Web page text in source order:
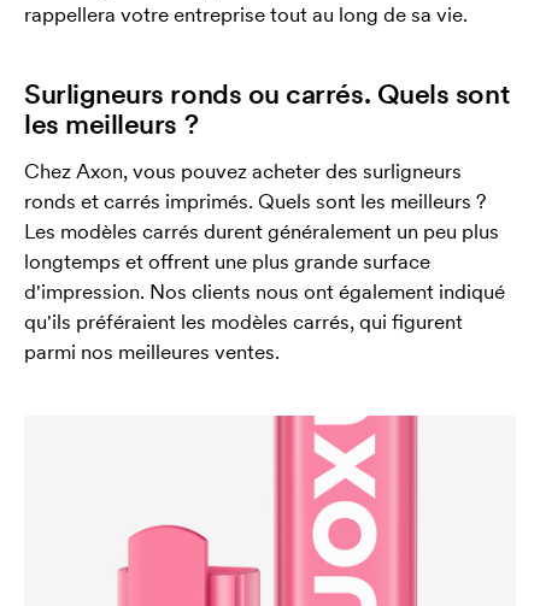
rappellera votre entreprise tout au long de sa vie.
Surligneurs ronds ou carrés. Quels sont
les meilleurs ?
Chez Axon, vous pouvez acheter des surligneurs
ronds et carrés imprimés. Quels sont les meilleurs ?
Les modèles carrés durent généralement un peu plus
longtemps et offrent une plus grande surface
d'impression. Nos clients nous ont également indiqué
qu'ils préféraient les modèles carrés, qui figurent
parmi nos meilleures ventes.